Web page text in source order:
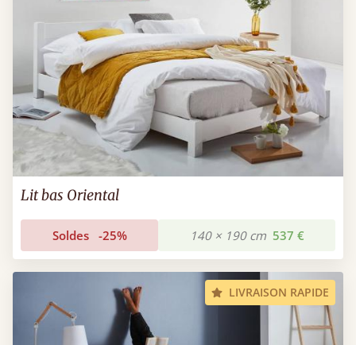
Lit bas Oriental
Soldes -25% 140 × 190 cm 537 €
LIVRAISON RAPIDE